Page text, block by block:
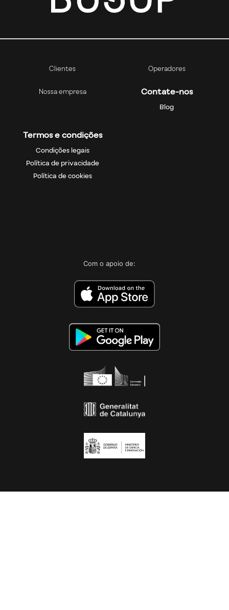
Clientes Operadores
Nossa empresa Contate-nos
Blog
Termos e condições
Condições legais
Política de privacidade
Política de cookies
Com o apoio de: